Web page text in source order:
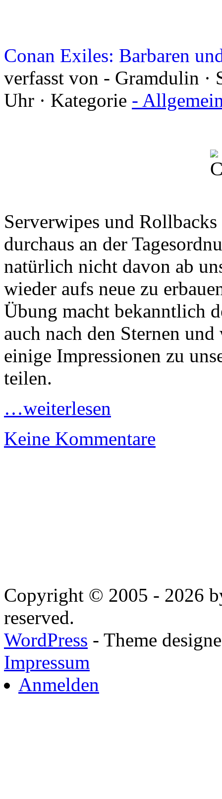
Conan Exiles: Barbaren
verfasst von - Gramdulin ·
Uhr · Kategorie -
Serverwipes und
durchaus an der
natürlich nicht davon ab
wieder aufs neue zu
Übung macht bekanntlich
auch nach den Sternen
einige Impressionen zu
teilen.
…weiterlesen
Keine Kommentare
Copyright © 2005 - 2026
reserved.
WordPress - Theme
Impressum
Anmelden